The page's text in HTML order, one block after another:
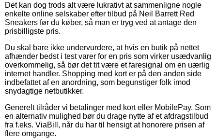
Det kan dog trods alt være lukrativt at sammenligne nogle
enkelte online selskaber efter tilbud på Neil Barrett Red
Sneakers før du køber, så man er tryg ved at antage den
prisbilligste pris.
Du skal bare ikke undervurdere, at hvis en butik på nettet
afhænder bedst i test varer for en pris som virker usædvanlig
overkommelig, så bør det tit være et faresignal om en uærlig
internet handler. Shopping med kort er på den anden side
indbefattet af en anordning, som begunstiger folk imod
snydagtige netbutikker.
Generelt tilråder vi betalinger med kort eller MobilePay. Som
en alternativ mulighed bør du drage nytte af et afdragstilbud
fra f.eks. ViaBill, når du har til hensigt at honorere prisen af
flere omgange.